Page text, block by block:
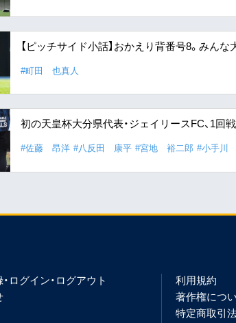
【ピッチサイド小話】おかえり背番号8。みん
#町田 也真人
初の天皇杯大分県代表・ジェイリースFC、1回
#佐藤 昂洋 #八反田 康平 #宮地 裕二郎 #小手川
ログイン・ログアウト
利用規約
著作権につ
特定商取引